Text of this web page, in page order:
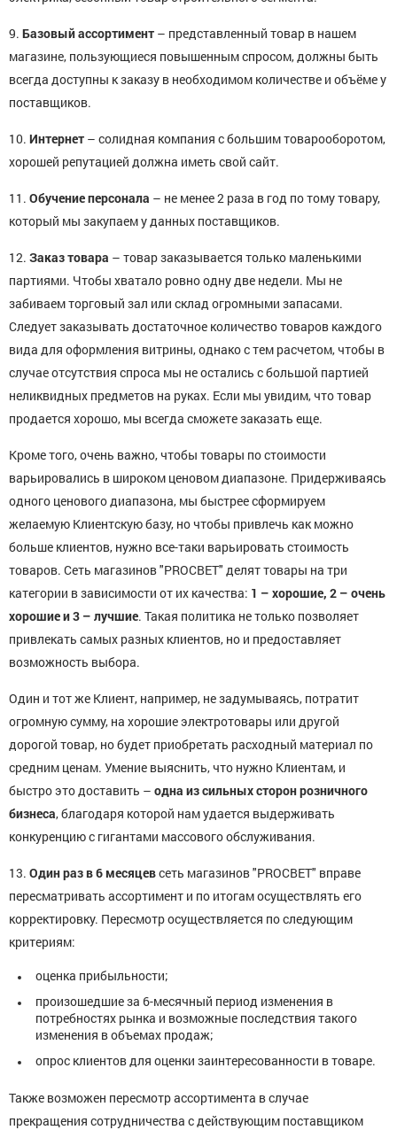
9. Базовый ассортимент – представленный товар в нашем
магазине, пользующиеся повышенным спросом, должны быть
всегда доступны к заказу в необходимом количестве и объёме у
поставщиков.
10. Интернет – солидная компания с большим товарооборотом,
хорошей репутацией должна иметь свой сайт.
11. Обучение персонала – не менее 2 раза в год по тому товару,
который мы закупаем у данных поставщиков.
12. Заказ товара – товар заказывается только маленькими
партиями. Чтобы хватало ровно одну две недели. Мы не
забиваем торговый зал или склад огромными запасами.
Следует заказывать достаточное количество товаров каждого
вида для оформления витрины, однако с тем расчетом, чтобы в
случае отсутствия спроса мы не остались с большой партией
неликвидных предметов на руках. Если мы увидим, что товар
продается хорошо, мы всегда сможете заказать еще.
Кроме того, очень важно, чтобы товары по стоимости
варьировались в широком ценовом диапазоне. Придерживаясь
одного ценового диапазона, мы быстрее сформируем
желаемую Клиентскую базу, но чтобы привлечь как можно
больше клиентов, нужно все-таки варьировать стоимость
товаров. Сеть магазинов "PROСВЕТ" делят товары на три
категории в зависимости от их качества: 1 – хорошие, 2 – очень
хорошие и 3 – лучшие. Такая политика не только позволяет
привлекать самых разных клиентов, но и предоставляет
возможность выбора.
Один и тот же Клиент, например, не задумываясь, потратит
огромную сумму, на хорошие электротовары или другой
дорогой товар, но будет приобретать расходный материал по
средним ценам. Умение выяснить, что нужно Клиентам, и
быстро это доставить – одна из сильных сторон розничного
бизнеса, благодаря которой нам удается выдерживать
конкуренцию с гигантами массового обслуживания.
13. Один раз в 6 месяцевсеть магазинов "PROСВЕТ" вправе
пересматривать ассортимент и по итогам осуществлять его
корректировку. Пересмотр осуществляется по следующим
критериям:
оценка прибыльности;
произошедшие за 6-месячный период изменения в
потребностях рынка и возможные последствия такого
изменения в объемах продаж;
опрос клиентов для оценки заинтересованности в товаре.
Также возможен пересмотр ассортимента в случае
прекращения сотрудничества с действующим поставщиком